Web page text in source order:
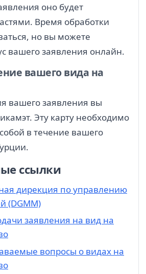
оно будет
Время обработки
но вы можете
вашего заявления онлайн.
вашего вида на
вашего заявления вы
Эту карту необходимо
в течение вашего
ссылки
дирекция по управлению
(DGMM)
заявления на вид на
вопросы о видах на